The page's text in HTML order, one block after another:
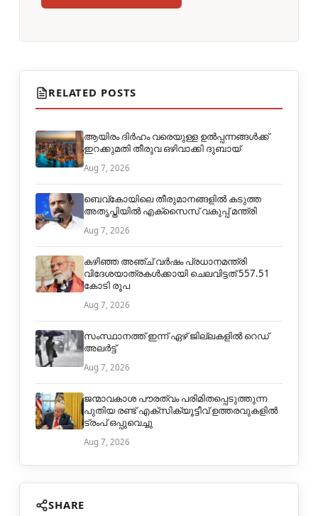
RELATED POSTS
ആയിരം ദിര്‍ഹം വരെയുള്ള ഉല്‍പ്പന്നങ്ങള്‍ക്ക്
ഇറക്കുമതി തീരുവ ഒഴിവാക്കി ദുബായ്
Aug 7, 2026
ബെവ്കോയിലെ തീരുമാനങ്ങളില്‍ കടുത്ത
അതൃപ്തിയില്‍ എക്‌സൈസ് വകുപ്പ് മന്ത്രി
Aug 7, 2026
കഴിഞ്ഞ അഞ്ച് വര്‍ഷം പ്രധാനമന്ത്രി
വിദേശയാത്രകള്‍ക്കായി ചെലവിട്ടത് 557.51
കോടി രൂപ
Aug 7, 2026
സംസ്ഥാനത്ത് ഇന്ന് ഏഴ് ജില്ലകളില്‍ റെഡ്
അലർട്ട്
Aug 7, 2026
ജന്മാവകാശ പൗരത്വം പരിമിതപ്പെടുത്തുന്ന
പുതിയ രണ്ട് എക്സിക്യൂട്ടീവ് ഉത്തരവുകളിൽ
ട്രംപ് ഒപ്പുവെച്ചു
Aug 7, 2026
SHARE